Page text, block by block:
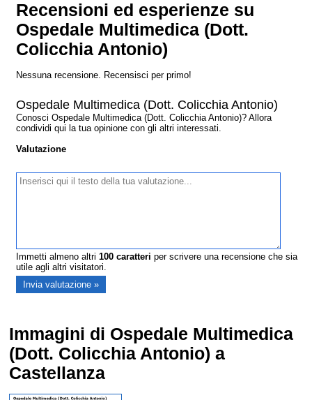
Recensioni ed esperienze su
Ospedale Multimedica (Dott.
Colicchia Antonio)
Nessuna recensione. Recensisci per primo!
Ospedale Multimedica (Dott. Colicchia Antonio)
Conosci Ospedale Multimedica (Dott. Colicchia Antonio)? Allora
condividi qui la tua opinione con gli altri interessati.
Valutazione
Immetti almeno altri100 caratteri per scrivere una recensione che sia
utile agli altri visitatori.
Immagini di Ospedale Multimedica
(Dott. Colicchia Antonio) a
Castellanza